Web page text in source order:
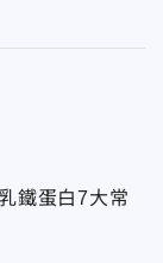
鐵蛋白7大常